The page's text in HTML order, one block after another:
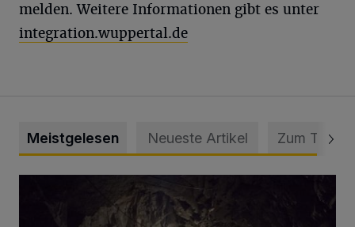
melden. Weitere Informationen gibt es unter
integration.wuppertal.de
Meistgelesen Neueste Artikel Zum Thema